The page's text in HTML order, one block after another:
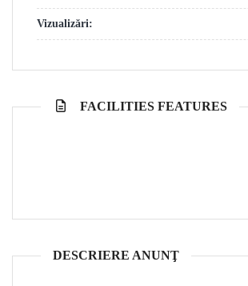
Vizualizări:
FACILITIES FEATURES
DESCRIERE ANUNŢ